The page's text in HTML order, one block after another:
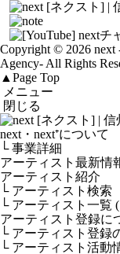
Copyright © 2026 next
Agency- All Rights
▲ Page Top
メニュー
閉じる
next・next⁺について
└ 事業詳細
アーティスト最新情
アーティスト紹介
└ アーティスト検索
└ アーティスト一覧
アーティスト登録に
└ アーティスト登録
└ アーティスト活動